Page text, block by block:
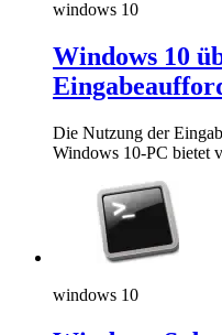
windows 10
Windows 10
Die Nutzung der
Windows 10-PC bietet
windows 10